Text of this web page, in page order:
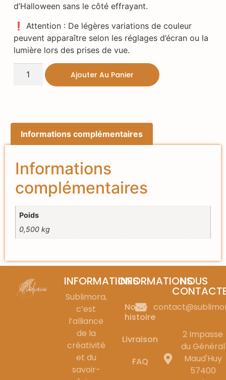
d’Halloween sans le côté effrayant.
❗ Attention : De légères variations de couleur
peuvent apparaître selon les réglages d’écran ou la
lumière lors des prises de vue.
Ajouter Au Panier
Informations complémentaires
Informations
complémentaires
Poids
0,500 kg
INFORMATIONS
Sublimora,
c’est
l’alliance
de la
créativité
et du
savoir-
INFORMATIONS
Notre
histoire
Livraison
FAQ
NOUS
2 Impasse
du Général
Maud'Huy
57400